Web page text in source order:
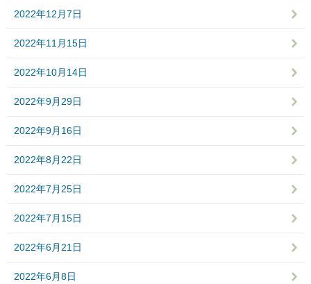
2022年12月7日
2022年11月15日
2022年10月14日
2022年9月29日
2022年9月16日
2022年8月22日
2022年7月25日
2022年7月15日
2022年6月21日
2022年6月8日